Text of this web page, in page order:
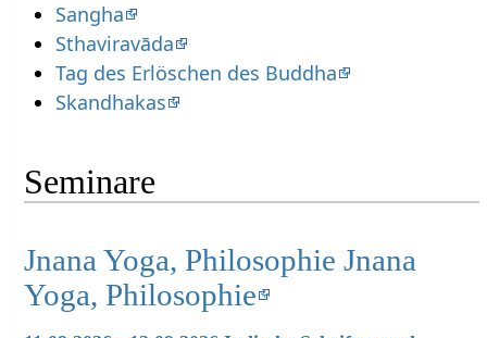
Sangha
Sthaviravāda
Tag des Erlöschen des Buddha
Skandhakas
Seminare
Jnana Yoga, Philosophie Jnana
Yoga, Philosophie